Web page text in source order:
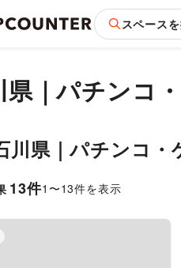
スペース
県｜パチンコ
川県｜パチンコ・
13件1 〜13件を表示